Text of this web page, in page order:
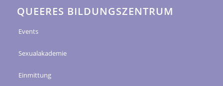
QUEERES BILDUNGSZENTRUM
Events
Sexualakademie
Einmittung